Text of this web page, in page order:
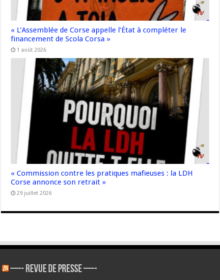
« L’Assemblée de Corse appelle l’État à compléter le
financement de Scola Corsa »
1 août 2026
« Commission contre les pratiques mafieuses : la LDH
Corse annonce son retrait »
29 juillet 2026
—- REVUE DE PRESSE —-